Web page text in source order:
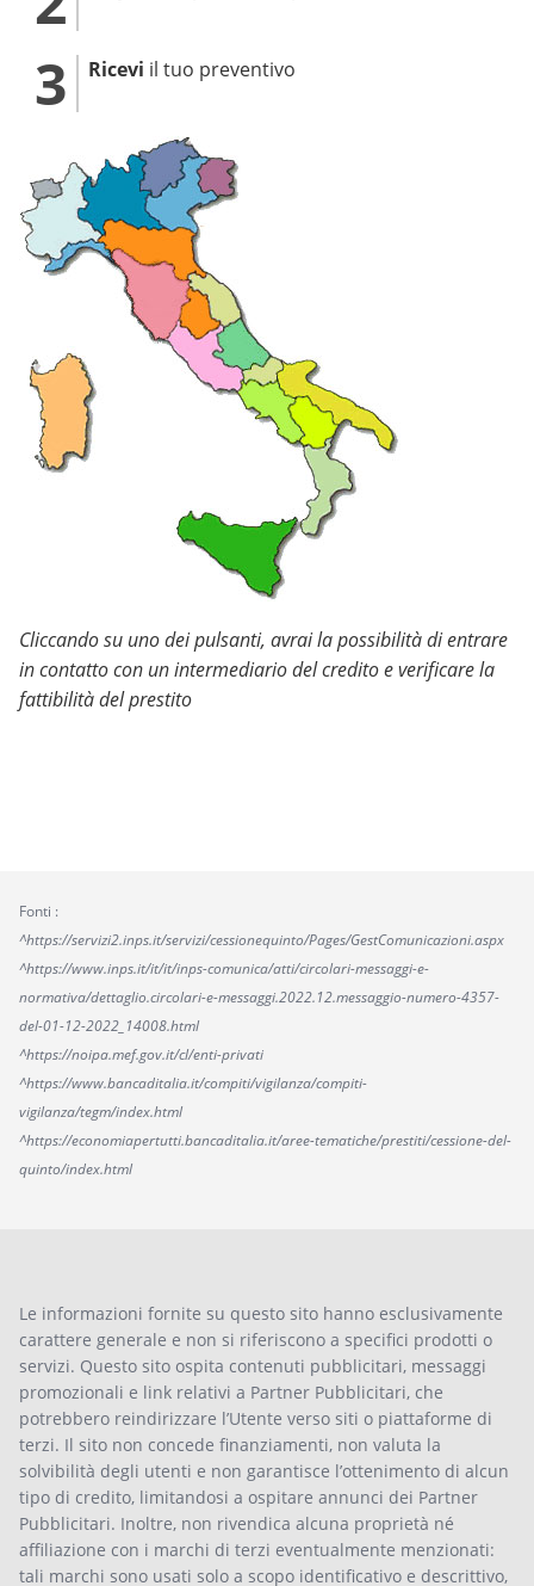
Ricevi il tuo preventivo
Cliccando su uno dei pulsanti, avrai la possibilità di entrare
in contatto con un intermediario del credito e verificare la
fattibilità del prestito
Fonti :
^https://servizi2.inps.it/servizi/cessionequinto/Pages/GestComunicazioni.aspx
^https://www.inps.it/it/it/inps-comunica/atti/circolari-messaggi-e-
normativa/dettaglio.circolari-e-messaggi.2022.12.messaggio-numero-4357-
del-01-12-2022_14008.html
^https://noipa.mef.gov.it/cl/enti-privati
^https://www.bancaditalia.it/compiti/vigilanza/compiti-
vigilanza/tegm/index.html
^https://economiapertutti.bancaditalia.it/aree-tematiche/prestiti/cessione-del-
quinto/index.html
Le informazioni fornite su questo sito hanno esclusivamente
carattere generale e non si riferiscono a specifici prodotti o
servizi. Questo sito ospita contenuti pubblicitari, messaggi
promozionali e link relativi a Partner Pubblicitari, che
potrebbero reindirizzare l’Utente verso siti o piattaforme di
terzi. Il sito non concede finanziamenti, non valuta la
solvibilità degli utenti e non garantisce l’ottenimento di alcun
tipo di credito, limitandosi a ospitare annunci dei Partner
Pubblicitari. Inoltre, non rivendica alcuna proprietà né
affiliazione con i marchi di terzi eventualmente menzionati:
tali marchi sono usati solo a scopo identificativo e descrittivo,